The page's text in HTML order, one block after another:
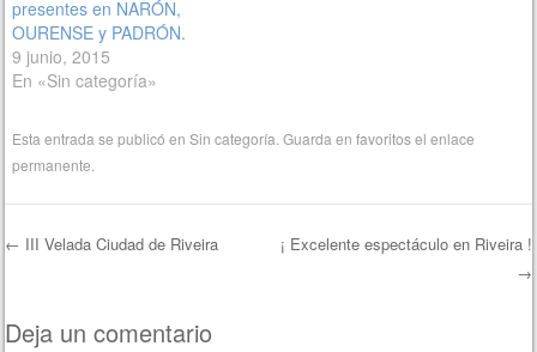
presentes en NARÓN,
OURENSE y PADRÓN.
9 junio, 2015
En «Sin categoría»
Esta entrada se publicó enSin categoría . Guarda en favoritos elenlace
permanente
← III Velada Ciudad de Riveira
¡ Excelente espectáculo en Riveira !
→
Deja un comentario